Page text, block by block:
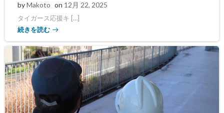
byMakoto on 12月 22, 2025
タイガース応援キ […]
続きを読む